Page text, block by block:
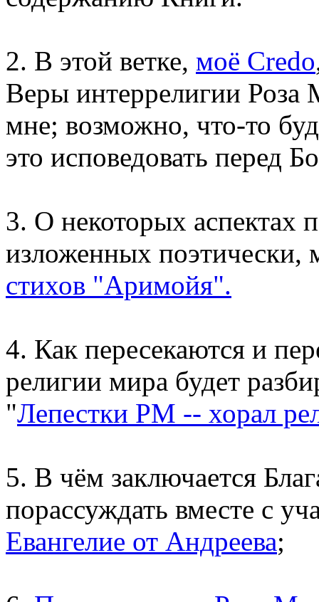
2. В этой ветке, моё Сredo
Веры интеррелигии Роза
мне; возможно, что-то
это исповедовать перед
3. О некоторых
изложенных поэтически,
стихов "Аримойя".
4. Как пересекаются и
религии мира будет
"Лепестки РМ -- хорал
5. В чём заключается
порассуждать вместе с
Евангелие от Андреева;